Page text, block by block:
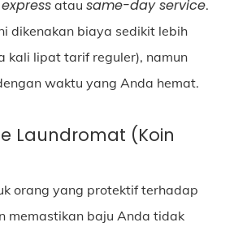
expressatau same-day service.
dikenakan biaya sedikit lebih
kali lipat tarif reguler), namun
waktu yang Anda hemat.
Laundromat (Koin
orang yang protektif terhadap
memastikan baju Anda tidak